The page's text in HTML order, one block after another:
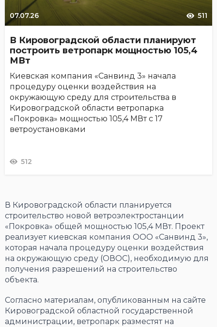
07.07.26 511
В Кировоградской области планируют
построить ветропарк мощностью 105,4
МВт
Киевская компания «Санвинд 3» начала
процедуру оценки воздействия на
окружающую среду для строительства в
Кировоградской области ветропарка
«Покровка» мощностью 105,4 МВт с 17
ветроустановками
512
В Кировоградской области планируется
строительство новой ветроэлектростанции
«Покровка» общей мощностью 105,4 МВт. Проект
реализует киевская компания ООО «Санвинд 3»,
которая начала процедуру оценки воздействия
на окружающую среду (ОВОС), необходимую для
получения разрешений на строительство
объекта.
Согласно материалам, опубликованным на сайте
Кировоградской областной государственной
администрации, ветропарк разместят на